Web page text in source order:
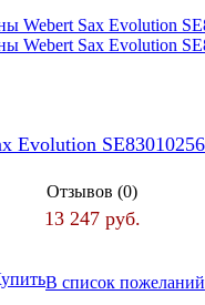
Evolution
Отзывов (0)
13 247 руб.
В список пожеланий